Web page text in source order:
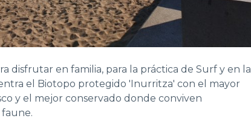
disfrutar en familia, para la práctica de Surf y en la
el Biotopo protegido 'Inurritza' con el mayor
y el mejor conservado donde conviven